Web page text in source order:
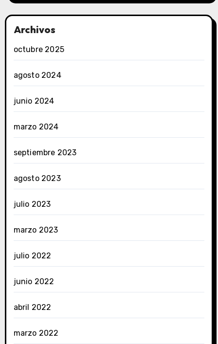
Archivos
octubre 2025
agosto 2024
junio 2024
marzo 2024
septiembre 2023
agosto 2023
julio 2023
marzo 2023
julio 2022
junio 2022
abril 2022
marzo 2022